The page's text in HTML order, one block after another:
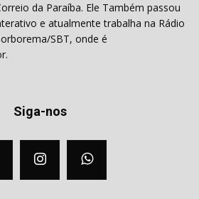
da Paraíba. Ele Também passou
e atualmente trabalha na Rádio
SBT, onde é
Siga-nos